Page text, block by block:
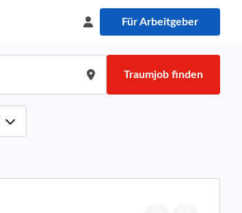
Für Arbeitgeber
Traumjob finden